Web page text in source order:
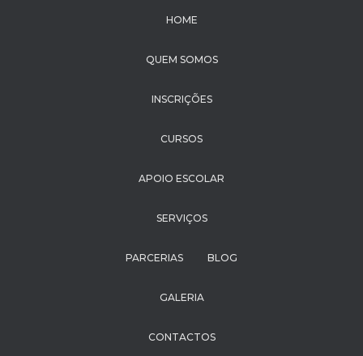
HOME
QUEM SOMOS
INSCRIÇÕES
CURSOS
APOIO ESCOLAR
SERVIÇOS
PARCERIAS BLOG
GALERIA
CONTACTOS